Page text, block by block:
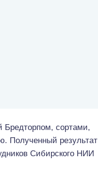
Бредторпом, сортами,
Полученный результат
Сибирского НИИ